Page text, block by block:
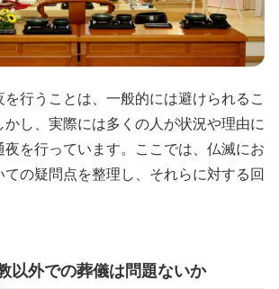
行うことは、一般的には避けられるこ
かし、実際には多くの人が状況や理由に
夜を行っています。ここでは、仏滅にお
ての疑問点を整理し、それらに対する回
以外での葬儀は問題ないか